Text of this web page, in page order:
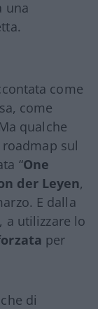
una
come
come
qualche
sul
“One
der Leyen,
E dalla
a utilizzare lo
per
di